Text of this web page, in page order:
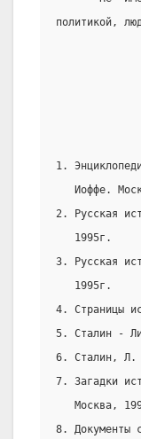
политикой,
1.
Иоффе.
2. Русская
   1995г.
3. Русская
   1995г.
4. Страницы
5. Сталин -
6. Сталин, Л.
7. Загадки
Москва,
8. Документы